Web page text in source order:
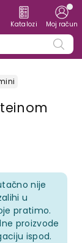
Katalozi Moj račun
nije
u
pratimo.
proizvode
ispod.